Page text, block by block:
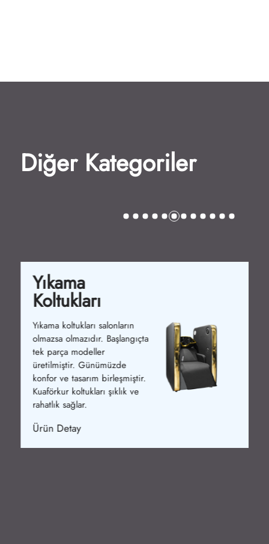
Diğer Kategoriler
Yıkama
Koltukları
Yıkama koltukları salonların
olmazsa olmazıdır. Başlangıçta
tek parça modeller
üretilmiştir. Günümüzde
konfor ve tasarım birleşmiştir.
Kuaförkur koltukları şıklık ve
rahatlık sağlar.
Ürün Detay